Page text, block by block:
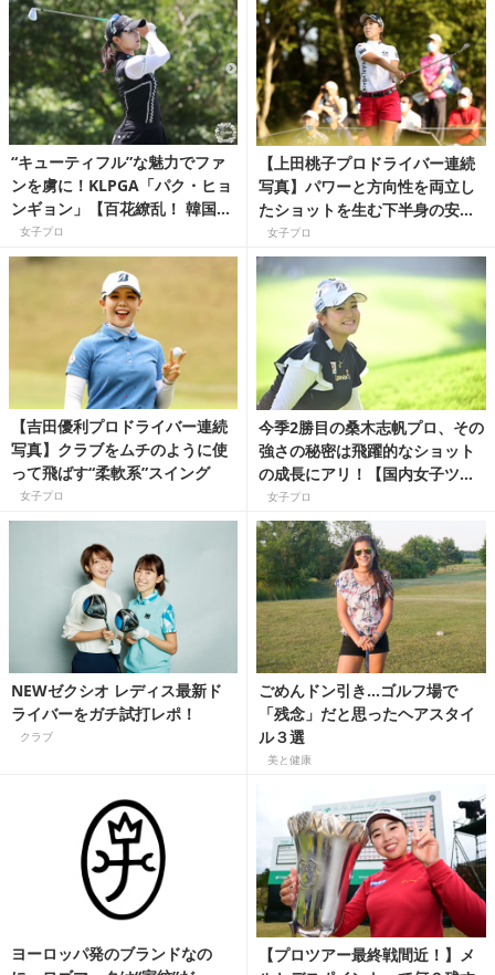
“キューティフル”な魅力でファ
ンを虜に！KLPGA「パク・ヒョ
ンギョン」【百花繚乱！ 韓国女
子プロゴルファー名鑑】
女子プロ
【上田桃子プロドライバー連続
写真】パワーと方向性を両立し
たショットを生む下半身の安定
感
女子プロ
【吉田優利プロドライバー連続
写真】クラブをムチのように使
って飛ばす“柔軟系”スイング
女子プロ
今季2勝目の桑木志帆プロ、その
強さの秘密は飛躍的なショット
の成長にアリ！【国内女子ツア
ー豆知識】
女子プロ
NEWゼクシオ レディス最新ド
ライバーをガチ試打レポ！
クラブ
ごめんドン引き…ゴルフ場で
「残念」だと思ったヘアスタイ
ル３選
美と健康
ヨーロッパ発のブランドなの
【プロツアー最終戦間近！】メ